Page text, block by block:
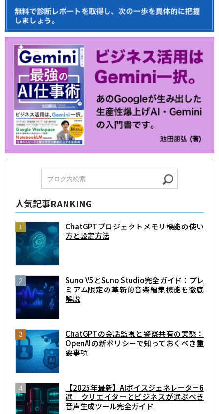
人気記事RANKING
ChatGPTプロジェクトメモリ機能の使い
方と設定方法
Suno V5とSuno Studio完全ガイド：プレ
ミアム限定の革新的音楽編集機能を徹底
解説
ChatGPTの会話監視と警察共有の実態：
OpenAIの新ポリシーで知っておくべき重
要事項
【2025年最新】AIボイスジェネレーター6
選｜クリエイターとビジネスが選ぶべき
音声生成ツール完全ガイド